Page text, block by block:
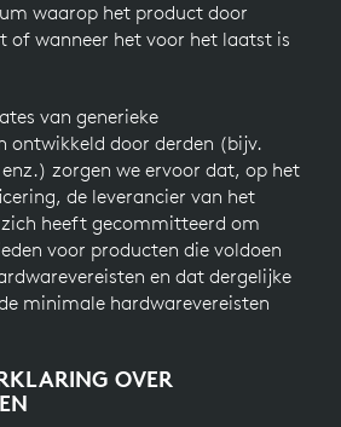
waarop het product door
of wanneer het voor het laatst is
van generieke
ontwikkeld door derden (bijv.
zorgen we ervoor dat, op het
de leverancier van het
heeft gecommitteerd om
voor producten die voldoen
en dat dergelijke
minimale hardwarevereisten
OVER